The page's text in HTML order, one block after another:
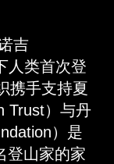
吉
人类首次登
携手支持夏
Trust）与丹
）是
登山家的家